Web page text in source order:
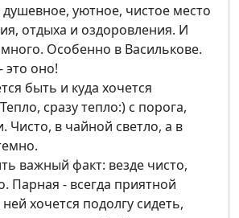
душевное, уютное, чистое место
отдыха и оздоровления. И
Особенно в Василькове.
это оно!
быть и куда хочется
сразу тепло:) с порога,
Чисто, в чайной светло, а в
важный факт: везде чисто,
Парная - всегда приятной
хочется подолгу сидеть,